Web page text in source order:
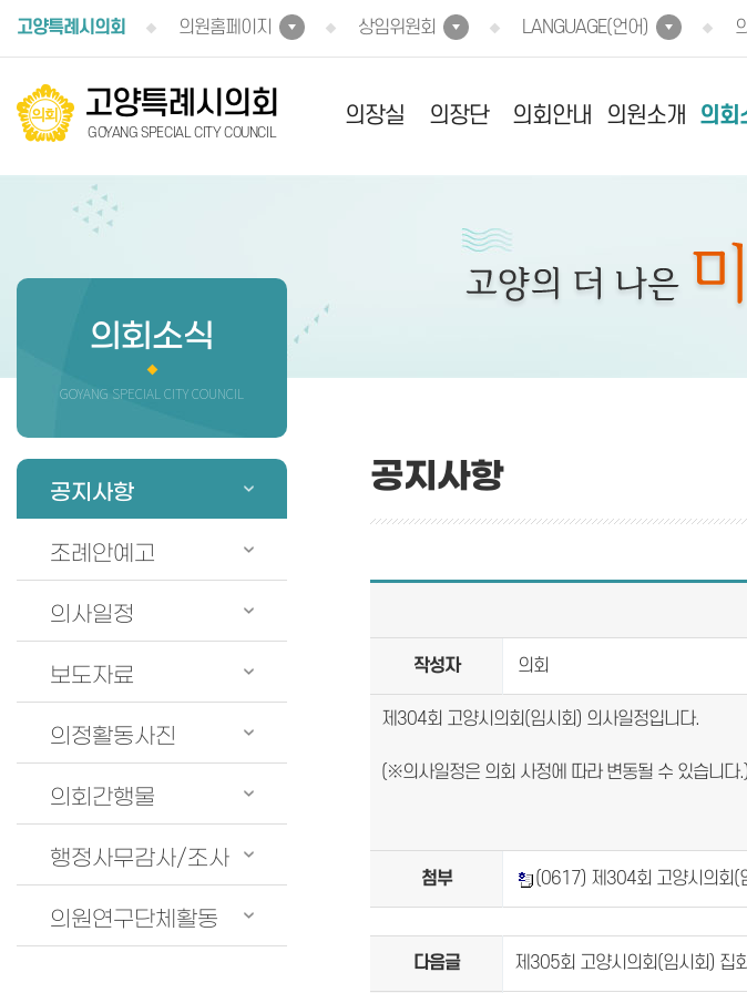
고양특례시의회
의원홈페이지 상임위원회 LANGUAGE(언어)
고양특례시의회
GOYANG SPECIAL CITY COUNCIL
의장실 의장단 의회안내 의원소개 의회
의회소식
GOYANG SPECIAL CITY COUNCIL
공지사항
조례안예고
의사일정
보도자료
의정활동사진
의회간행물
행정사무감사/조사
의원연구단체활동
공지사항
작성자 의회
제304회 고양시의회(임시회) 의사일정입니다.
(※의사일정은 의회 사정에 따라 변동될 수 있습니다.)
첨부 (0617) 제304회 고양시의회(
다음글 제305회 고양시의회(임시회) 집